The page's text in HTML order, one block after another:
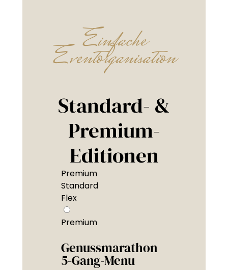
Einfache
Eventorganisation
Standard- &
Premium-
Editionen
Premium
Standard
Flex
Premium
Genussmarathon
5-Gang-Menu